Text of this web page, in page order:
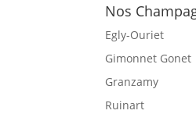
Nos
Egly-Ouriet
Gimonnet Gonet
Granzamy
Ruinart